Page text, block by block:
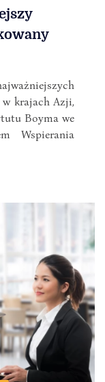
krajach Azji,
Boyma we
Wspierania